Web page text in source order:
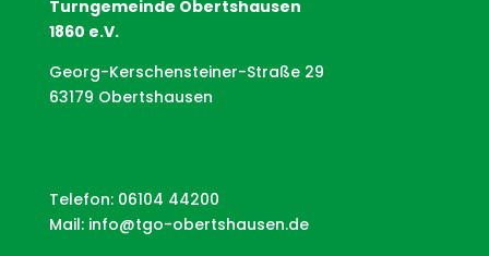
Turngemeinde Obertshausen
1860 e.V.
Georg-Kerschensteiner-Straße 29
63179 Obertshausen
Telefon: 06104 44200
Mail: info@tgo-obertshausen.de